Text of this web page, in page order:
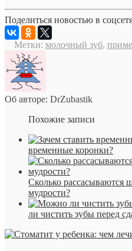
Поделиться новостью в
Метки: молочный зуб,
Об авторе: DrZubastik
Похожие записи
временные коронки?
Сколько рассасываются
мудрости?
ли чистить зубы перед